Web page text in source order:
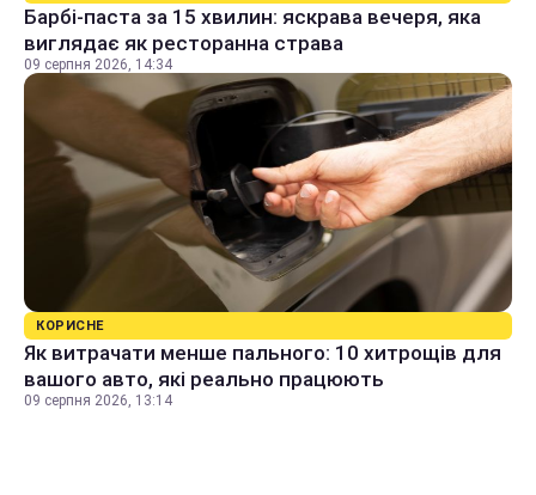
Барбі-паста за 15 хвилин: яскрава вечеря, яка
виглядає як ресторанна страва
09 серпня 2026, 14:34
КОРИСНЕ
Як витрачати менше пального: 10 хитрощів для
вашого авто, які реально працюють
09 серпня 2026, 13:14